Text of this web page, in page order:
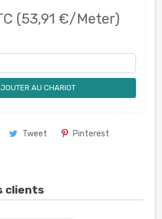
(53,91 €/Meter)
AU CHARIOT
Tweet Pinterest
clients